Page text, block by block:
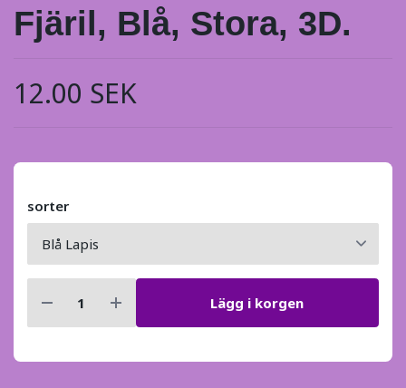
Fjäril, Blå, Stora, 3D.
12.00 SEK
sorter
Lägg i korgen